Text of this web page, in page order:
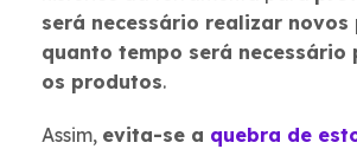
será necessário realizar novos
quanto tempo será necessário
os produtos.
Assim, evita-se a quebra de